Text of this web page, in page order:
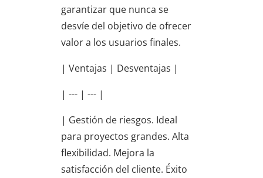
garantizar que nunca se
desvíe del objetivo de ofrecer
valor a los usuarios finales.
| Ventajas | Desventajas |
| --- | --- |
| Gestión de riesgos. Ideal
para proyectos grandes. Alta
flexibilidad. Mejora la
satisfacción del cliente. Éxito